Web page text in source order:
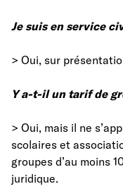
Je suis en service
> Oui, sur
Y a-t-il un tarif de
> Oui, mais il ne
scolaires et
groupes d’au moins
juridique.